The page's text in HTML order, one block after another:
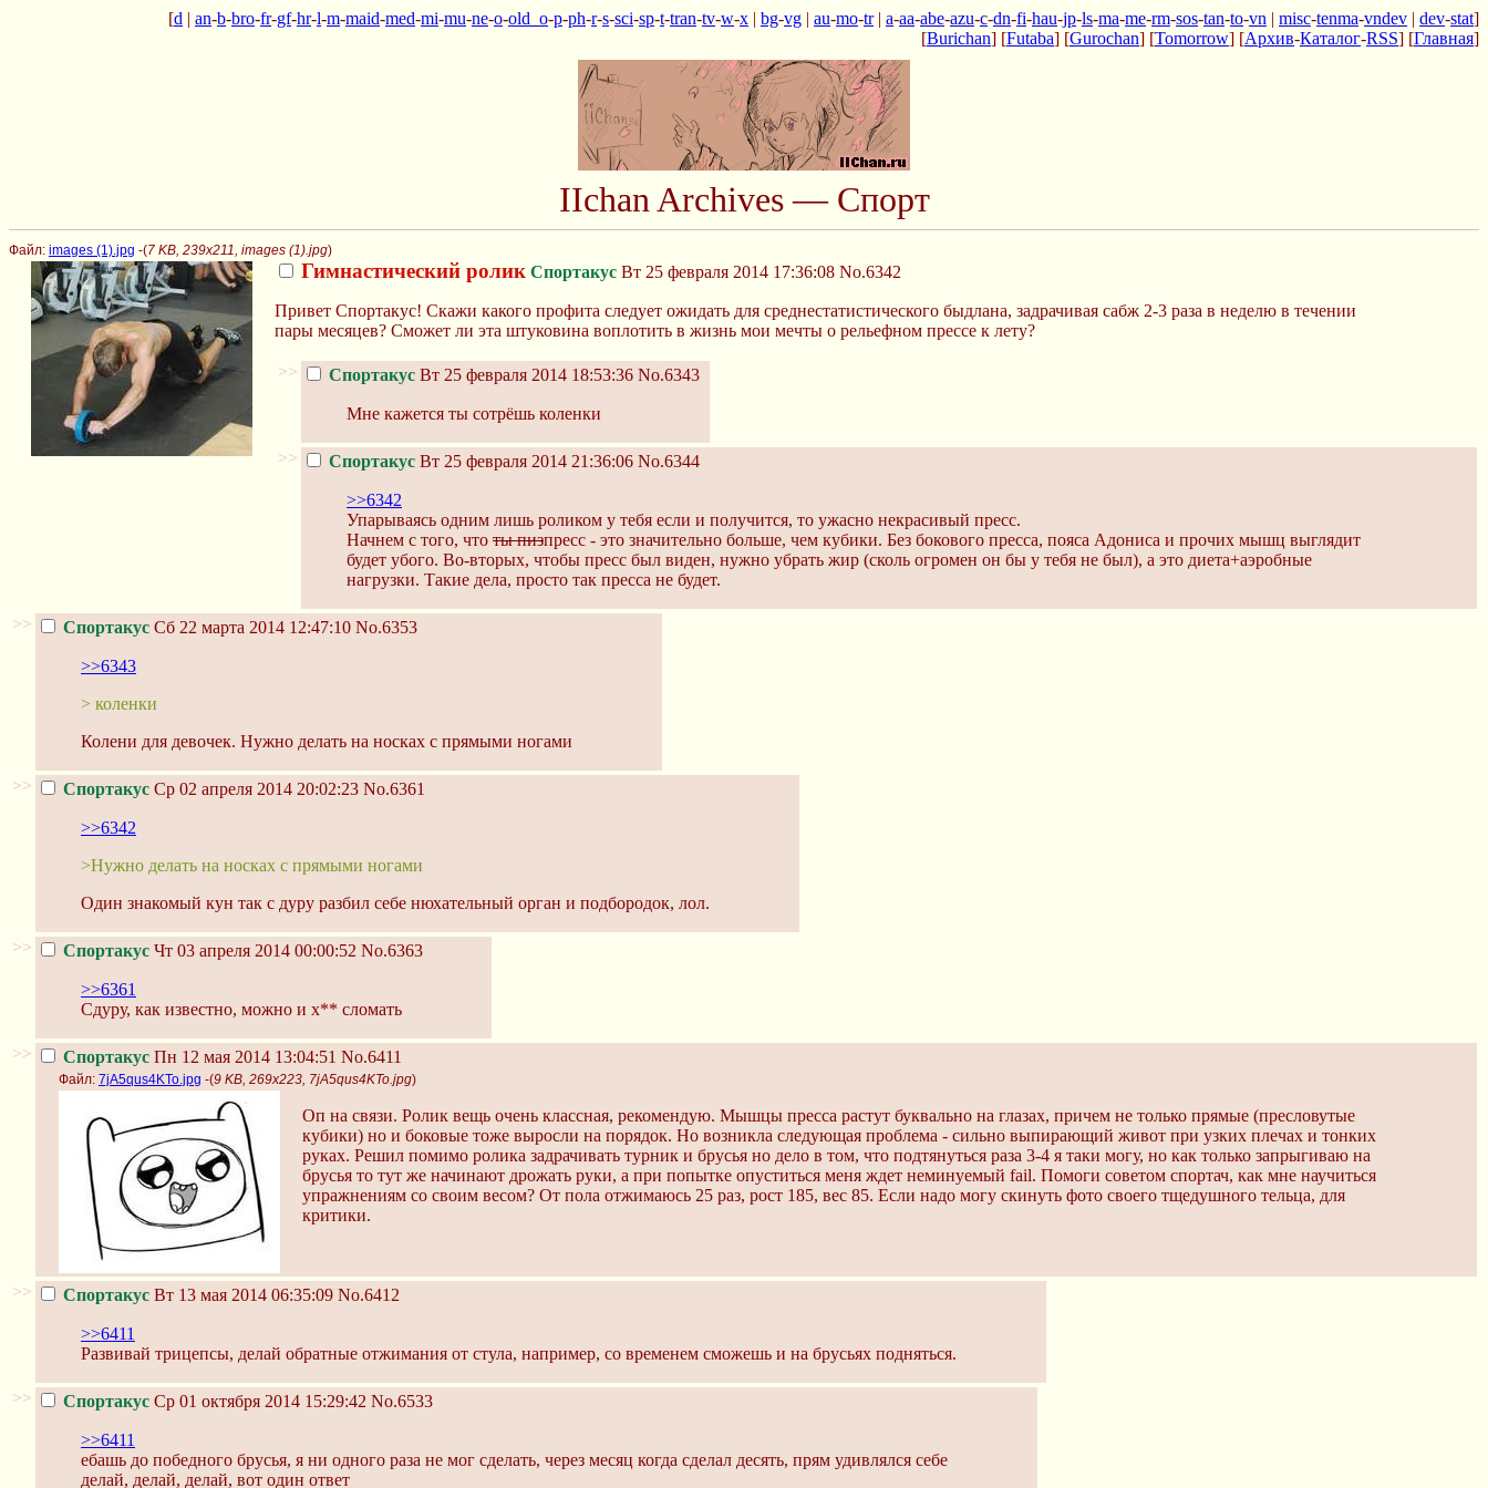
[d | an-b-bro-fr-gf-hr-l-m-maid-med-mi-mu-ne-o-old_o-p-ph-r-s-sci-sp-t-tran-tv-w-x | bg-vg | au-mo-tr| a-aa-abe-azu-c-dn-fi-hau-jp-ls-ma-me-rm-sos-tan-to-vn | misc-tenma-vndev | dev-stat]
[Burichan] [Futaba] [Gurochan] [Tomorrow] [Архив-Каталог-RSS] [Главная]
IIchan Archives — Спорт
Файл: images (1).jpg -(7 KB, 239x211, images (1).jpg)
Гимнастический ролик Спортакус Вт 25 февраля 2014 17:36:08 No.6342
Привет Спортакус! Скажи какого профита следует ожидать для среднестатистического быдлана, задрачивая сабж 2-3 раза в неделю в течении
пары месяцев? Сможет ли эта штуковина воплотить в жизнь мои мечты о рельефном прессе к лету?
>> Спортакус Вт 25 февраля 2014 18:53:36 No.6343
Мне кажется ты сотрёшь коленки
>> Спортакус Вт 25 февраля 2014 21:36:06 No.6344
>>6342
Упарываясь одним лишь роликом у тебя если и получится, то ужасно некрасивый пресс.
Начнем с того, что ты пизпресс - это значительно больше, чем кубики. Без бокового пресса, пояса Адониса и прочих мышц выглядит
будет убого. Во-вторых, чтобы пресс был виден, нужно убрать жир (сколь огромен он бы у тебя не был), а это диета+аэробные
нагрузки. Такие дела, просто так пресса не будет.
>> Спортакус Сб 22 марта 2014 12:47:10 No.6353
>>6343
> коленки
Колени для девочек. Нужно делать на носках с прямыми ногами
>> Спортакус Ср 02 апреля 2014 20:02:23 No.6361
>>6342
>Нужно делать на носках с прямыми ногами
Один знакомый кун так с дуру разбил себе нюхательный орган и подбородок, лол.
>> Спортакус Чт 03 апреля 2014 00:00:52 No.6363
>>6361
Сдуру, как известно, можно и х** сломать
>> Спортакус Пн 12 мая 2014 13:04:51 No.6411
Файл: 7jA5qus4KTo.jpg -(9 KB, 269x223, 7jA5qus4KTo.jpg)
Оп на связи. Ролик вещь очень классная, рекомендую. Мышцы пресса растут буквально на глазах, причем не только прямые (пресловутые
кубики) но и боковые тоже выросли на порядок. Но возникла следующая проблема - сильно выпирающий живот при узких плечах и тонких
руках. Решил помимо ролика задрачивать турник и брусья но дело в том, что подтянуться раза 3-4 я таки могу, но как только запрыгиваю на
брусья то тут же начинают дрожать руки, а при попытке опуститься меня ждет неминуемый fail. Помоги советом спортач, как мне научиться
упражнениям со своим весом? От пола отжимаюсь 25 раз, рост 185, вес 85. Если надо могу скинуть фото своего тщедушного тельца, для
критики.
>> Спортакус Вт 13 мая 2014 06:35:09 No.6412
>>6411
Развивай трицепсы, делай обратные отжимания от стула, например, со временем сможешь и на брусьях подняться.
>> Спортакус Ср 01 октября 2014 15:29:42 No.6533
>>6411
ебашь до победного брусья, я ни одного раза не мог сделать, через месяц когда сделал десять, прям удивлялся себе
делай, делай, делай, вот один ответ